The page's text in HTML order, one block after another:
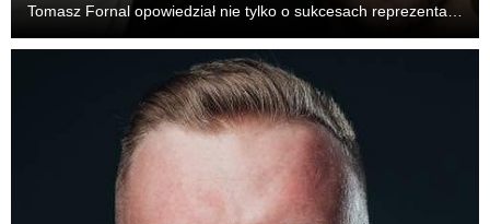
Tomasz Fornal opowiedział nie tylko o sukcesach reprezentacji
relacji z bratem i zmianach, które...